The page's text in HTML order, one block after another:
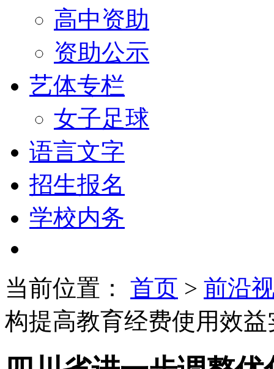
高中资助
资助公示
艺体专栏
女子足球
语言文字
招生报名
学校内务
当前位置： 首页 > 前沿
构提高教育经费使用效